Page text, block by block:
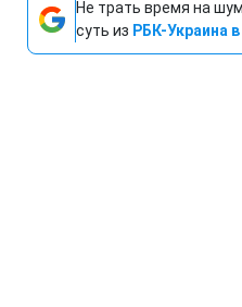
Не трать время на
суть из РБК-Украина